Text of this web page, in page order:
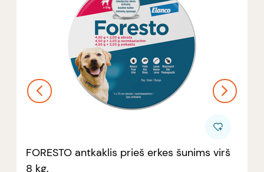
FORESTO antkaklis prieš erkes šunims virš
8 kg.